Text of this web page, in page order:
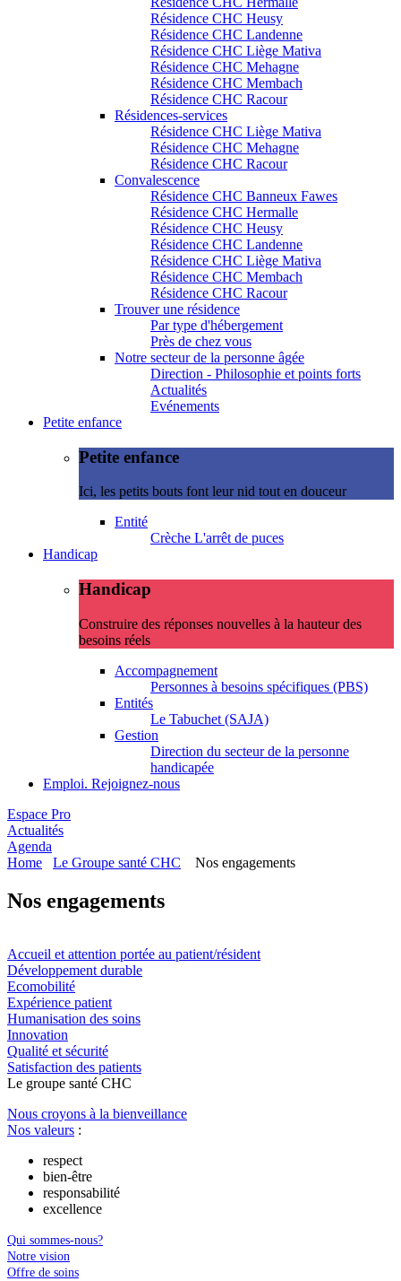
Résidence CHC Heusy
Résidence CHC Landenne
Résidence CHC Liège Mativa
Résidence CHC Mehagne
Résidence CHC Membach
Résidence CHC Racour
Résidences-services
Résidence CHC Liège Mativa
Résidence CHC Mehagne
Résidence CHC Racour
Convalescence
Résidence CHC Banneux Fawes
Résidence CHC Hermalle
Résidence CHC Heusy
Résidence CHC Landenne
Résidence CHC Liège Mativa
Résidence CHC Membach
Résidence CHC Racour
Trouver une résidence
Par type d'hébergement
Près de chez vous
Notre secteur de la personne âgée
Direction - Philosophie et points forts
Actualités
Evénements
Petite enfance
Petite enfance
Ici, les petits bouts font leur nid tout en douceur
Entité
Crèche L'arrêt de puces
Handicap
Handicap
Construire des réponses nouvelles à la hauteur des
besoins réels
Accompagnement
Personnes à besoins spécifiques (PBS)
Entités
Le Tabuchet (SAJA)
Gestion
Direction du secteur de la personne
handicapée
Emploi. Rejoignez-nous
Espace Pro
Actualités
Agenda
Home
Le Groupe santé CHC Nos engagements
Nos engagements
Accueil et attention portée au patient/résident
Développement durable
Ecomobilité
Expérience patient
Humanisation des soins
Innovation
Qualité et sécurité
Satisfaction des patients
Le groupe santé CHC
Nous croyons à la bienveillance
Nos valeurs :
respect
bien-être
responsabilité
excellence
Qui sommes-nous?
Notre vision
Offre de soins